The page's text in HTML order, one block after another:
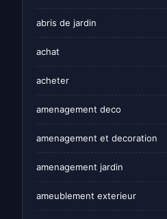
abris de jardin
achat
acheter
amenagement deco
amenagement et decoration
amenagement jardin
ameublement exterieur